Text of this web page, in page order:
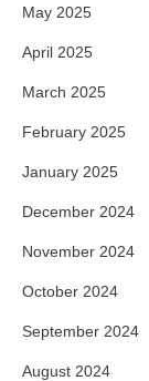
May 2025
April 2025
March 2025
February 2025
January 2025
December 2024
November 2024
October 2024
September 2024
August 2024